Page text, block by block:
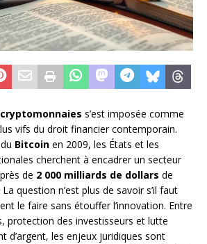
s’est imposée comme
vifs du droit financier contemporain.
Bitcoin en 2009, les États et les
cherchent à encadrer un secteur
de 2 000 milliards de dollars de
question n’est plus de savoir s’il faut
le faire sans étouffer l’innovation. Entre
protection des investisseurs et lutte
d’argent, les enjeux juridiques sont